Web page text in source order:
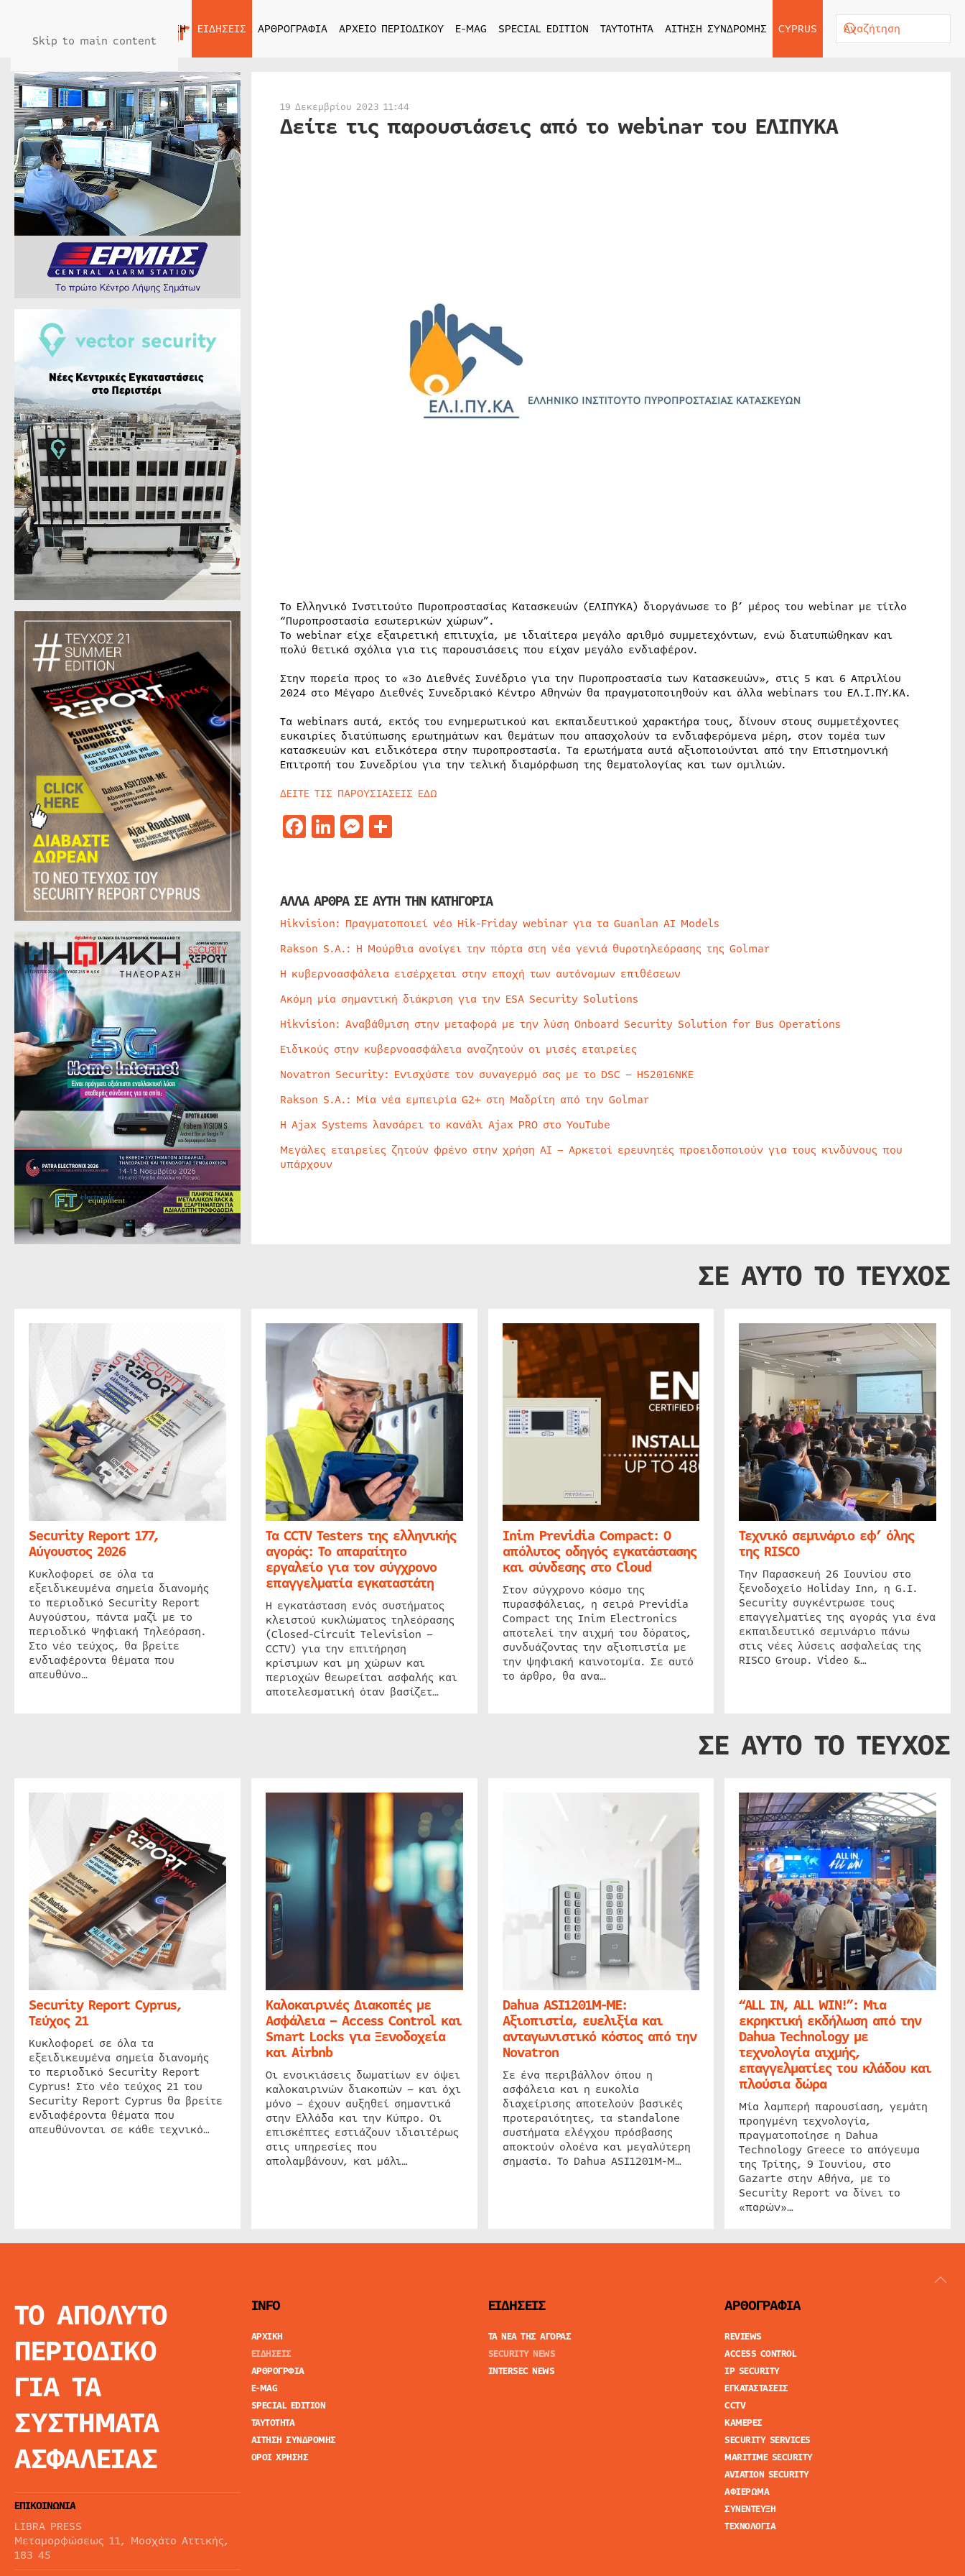
Skip to main content
ΑΡΧΙΚΗ ΕΙΔΗΣΕΙΣ ΑΡΘΡΟΓΡΑΦΙΑ ΑΡΧΕΙΟ ΠΕΡΙΟΔΙΚΟΥ E-MAG SPECIAL EDITION ΤΑΥΤΟΤΗΤΑ ΑΙΤΗΣΗ ΣΥΝΔΡΟΜΗΣ CYPRUS
19 Δεκεμβρίου 2023 11:44
Δείτε τις παρουσιάσεις από το webinar του ΕΛΙΠΥΚΑ
Το Ελληνικό Ινστιτούτο Πυροπροστασίας Κατασκευών (ΕΛΙΠΥΚΑ) διοργάνωσε το β’ μέρος του webinar με τίτλο
“Πυροπροστασία εσωτερικών χώρων”.
Το webinar είχε εξαιρετική επιτυχία, με ιδιαίτερα μεγάλο αριθμό συμμετεχόντων, ενώ διατυπώθηκαν και
πολύ θετικά σχόλια για τις παρουσιάσεις που είχαν μεγάλο ενδιαφέρον.
Στην πορεία προς το «3ο Διεθνές Συνέδριο για την Πυροπροστασία των Κατασκευών», στις 5 και 6 Απριλίου
2024 στο Μέγαρο Διεθνές Συνεδριακό Κέντρο Αθηνών θα πραγματοποιηθούν και άλλα webinars του ΕΛ.Ι.ΠΥ.ΚΑ.
Τα webinars αυτά, εκτός του ενημερωτικού και εκπαιδευτικού χαρακτήρα τους, δίνουν στους συμμετέχοντες
ευκαιρίες διατύπωσης ερωτημάτων και θεμάτων που απασχολούν τα ενδιαφερόμενα μέρη, στον τομέα των
κατασκευών και ειδικότερα στην πυροπροστασία. Τα ερωτήματα αυτά αξιοποιούνται από την Επιστημονική
Επιτροπή του Συνεδρίου για την τελική διαμόρφωση της θεματολογίας και των ομιλιών.
ΔΕΙΤΕ ΤΙΣ ΠΑΡΟΥΣΙΑΣΕΙΣ ΕΔΩ
Facebook
LinkedIn
Messenger
Μοιραστείτε
ΑΛΛΑ ΑΡΘΡΑ ΣΕ ΑΥΤΗ ΤΗΝ ΚΑΤΗΓΟΡΙΑ
Hikvision: Πραγματοποιεί νέο Hik-Friday webinar για τα Guanlan AI Models
Rakson S.A.: Η Μούρθια ανοίγει την πόρτα στη νέα γενιά θυροτηλεόρασης της Golmar
Η κυβερνοασφάλεια εισέρχεται στην εποχή των αυτόνομων επιθέσεων
Ακόμη μία σημαντική διάκριση για την ESA Security Solutions
Hikvision: Αναβάθμιση στην μεταφορά με την λύση Onboard Security Solution for Bus Operations
Ειδικούς στην κυβερνοασφάλεια αναζητούν οι μισές εταιρείες
Novatron Security: Ενισχύστε τον συναγερμό σας με το DSC – HS2016NKE
Rakson S.A.: Μία νέα εμπειρία G2+ στη Μαδρίτη από την Golmar
Η Ajax Systems λανσάρει το κανάλι Ajax PRO στο YouTube
Μεγάλες εταιρείες ζητούν φρένο στην χρήση AI – Αρκετοί ερευνητές προειδοποιούν για τους κινδύνους που
υπάρχουν
ΣΕ ΑΥΤΟ ΤΟ ΤΕΥΧΟΣ
Security Report 177,
Αύγουστος 2026
Κυκλοφορεί σε όλα τα
εξειδικευμένα σημεία διανομής
το περιοδικό Security Report
Αυγούστου, πάντα μαζί με το
περιοδικό Ψηφιακή Τηλεόραση.
Στο νέο τεύχος, θα βρείτε
ενδιαφέροντα θέματα που
απευθύνο…
Τα CCTV Testers της ελληνικής
αγοράς: Το απαραίτητο
εργαλείο για τον σύγχρονο
επαγγελματία εγκαταστάτη
Η εγκατάσταση ενός συστήματος
κλειστού κυκλώματος τηλεόρασης
(Closed-Circuit Television –
CCTV) για την επιτήρηση
κρίσιμων και μη χώρων και
περιοχών θεωρείται ασφαλής και
αποτελεσματική όταν βασίζετ…
Inim Previdia Compact: Ο
απόλυτος οδηγός εγκατάστασης
και σύνδεσης στο Cloud
Στον σύγχρονο κόσμο της
πυρασφάλειας, η σειρά Previdia
Compact της Inim Electronics
αποτελεί την αιχμή του δόρατος,
συνδυάζοντας την αξιοπιστία με
την ψηφιακή καινοτομία. Σε αυτό
το άρθρο, θα ανα…
Τεχνικό σεμινάριο εφ’ όλης
της RISCO
Την Παρασκευή 26 Ιουνίου στο
ξενοδοχείο Holiday Inn, η G.I.
Security συγκέντρωσε τους
επαγγελματίες της αγοράς για ένα
εκπαιδευτικό σεμινάριο πάνω
στις νέες λύσεις ασφαλείας της
RISCO Group. Video &…
ΣΕ ΑΥΤΟ ΤΟ ΤΕΥΧΟΣ
Security Report Cyprus,
Τεύχος 21
Κυκλοφορεί σε όλα τα
εξειδικευμένα σημεία διανομής
το περιοδικό Security Report
Cyprus! Στο νέο τεύχος 21 του
Security Report Cyprus θα βρείτε
ενδιαφέροντα θέματα που
απευθύνονται σε κάθε τεχνικό…
Καλοκαιρινές Διακοπές με
Ασφάλεια – Access Control και
Smart Locks για Ξενοδοχεία
και Airbnb
Οι ενοικιάσεις δωματίων εν όψει
καλοκαιρινών διακοπών – και όχι
μόνο – έχουν αυξηθεί σημαντικά
στην Ελλάδα και την Κύπρο. Οι
επισκέπτες εστιάζουν ιδιαιτέρως
στις υπηρεσίες που
απολαμβάνουν, και μάλι…
Dahua ASI1201M-ME:
Αξιοπιστία, ευελιξία και
ανταγωνιστικό κόστος από την
Novatron
Σε ένα περιβάλλον όπου η
ασφάλεια και η ευκολία
διαχείρισης αποτελούν βασικές
προτεραιότητες, τα standalone
συστήματα ελέγχου πρόσβασης
αποκτούν ολοένα και μεγαλύτερη
σημασία. Το Dahua ASI1201M-M…
“ALL IN, ALL WIN!”: Μια
εκρηκτική εκδήλωση από την
Dahua Technology με
τεχνολογία αιχμής,
επαγγελματίες του κλάδου και
πλούσια δώρα
Μία λαμπερή παρουσίαση, γεμάτη
προηγμένη τεχνολογία,
πραγματοποίησε η Dahua
Technology Greece το απόγευμα
της Τρίτης, 9 Ιουνίου, στο
Gazarte στην Αθήνα, με το
Security Report να δίνει το
«παρών»…
ΤΟ ΑΠΟΛΥΤΟ
ΠΕΡΙΟΔΙΚΟ
ΓΙΑ ΤΑ
ΣΥΣΤΗΜΑΤΑ
ΑΣΦΑΛΕΙΑΣ
ΕΠΙΚΟΙΝΩΝΙΑ
LIBRA PRESS
Μεταμορφώσεως 11, Μοσχάτο Αττικής,
183 45
INFO
ΑΡΧΙΚΗ
ΕΙΔΗΣΕΙΣ
ΑΡΘΡΟΓΡΦΙΑ
E-MAG
SPECIAL EDITION
ΤΑΥΤΟΤΗΤΑ
ΑΙΤΗΣΗ ΣΥΝΔΡΟΜΗΣ
ΟΡΟΙ ΧΡΗΣΗΣ
ΕΙΔΗΣΕΙΣ
ΤΑ ΝΕΑ ΤΗΣ ΑΓΟΡΑΣ
SECURITY NEWS
INTERSEC NEWS
ΑΡΘΟΓΡΑΦΙΑ
REVIEWS
ACCESS CONTROL
IP SECURITY
ΕΓΚΑΤΑΣΤΑΣΕΙΣ
CCTV
ΚΑΜΕΡΕΣ
SECURITY SERVICES
MARITIME SECURITY
AVIATION SECURITY
ΑΦΙΕΡΩΜΑ
ΣΥΝΕΝΤΕΥΞΗ
ΤΕΧΝΟΛΟΓΙΑ